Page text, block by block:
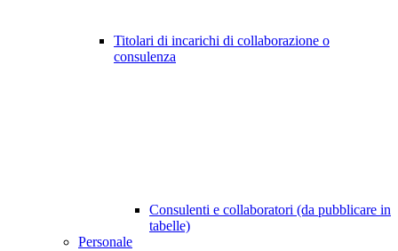
Titolari di incarichi di collaborazione o
consulenza
Consulenti e collaboratori (da pubblicare in
tabelle)
Personale